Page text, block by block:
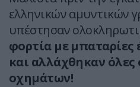
ελληνικών αμυντικών
υπέστησαν
φορτία με
και αλλάχθηκαν όλες
οχημάτων!